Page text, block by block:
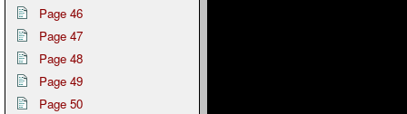
Page 46
Page 47
Page 48
Page 49
Page 50